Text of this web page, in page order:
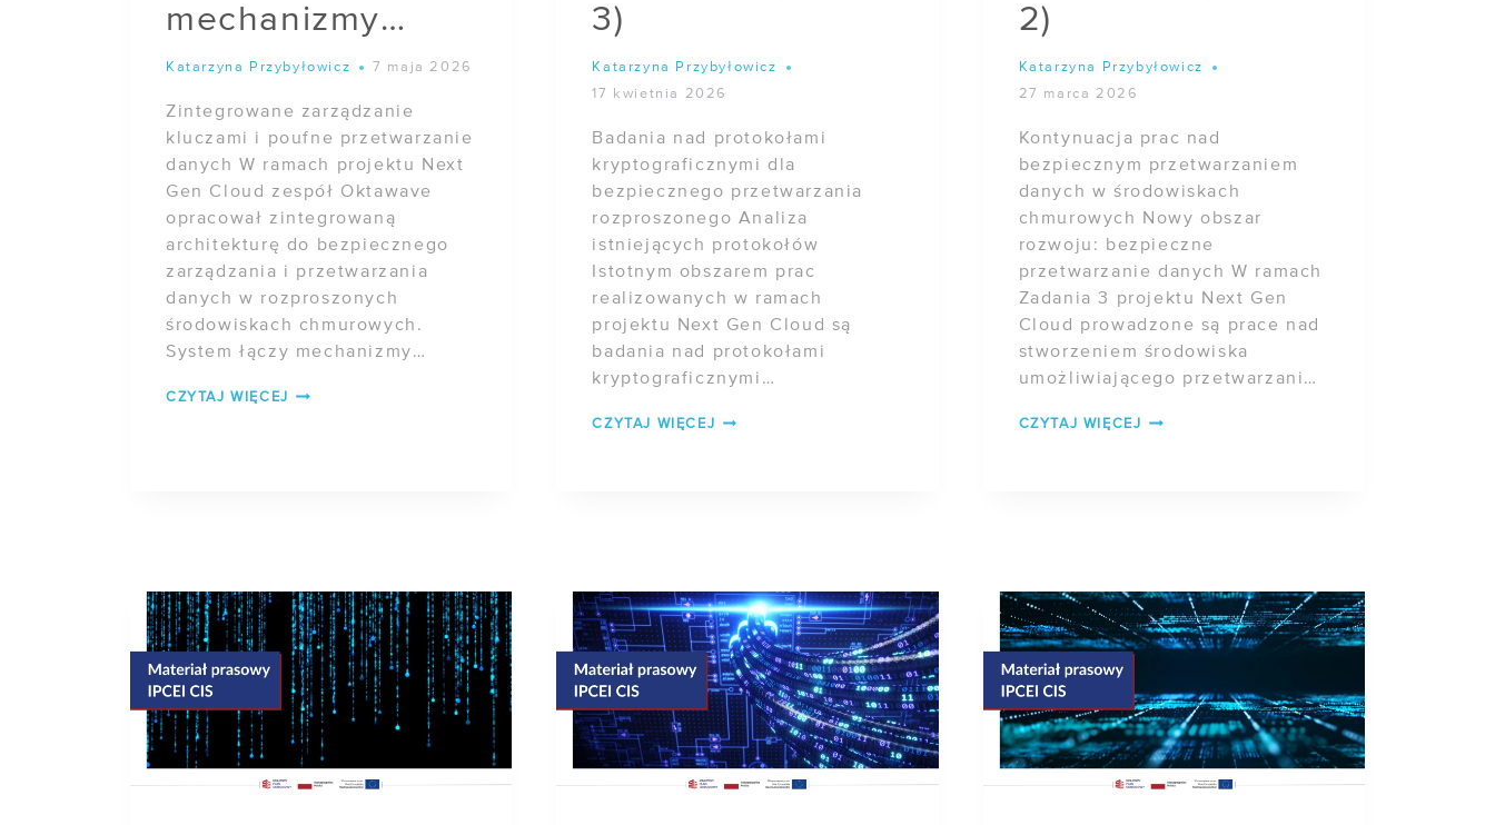
mechanizmy
izolacji i ochrony
danych w
projekcie Next
Gen Cloud
Katarzyna Przybyłowicz 7 maja 2026
Zintegrowane zarządzanie
kluczami i poufne przetwarzanie
danych W ramach projektu Next
Gen Cloud zespół Oktawave
opracował zintegrowaną
architekturę do bezpiecznego
zarządzania i przetwarzania
danych w rozproszonych
środowiskach chmurowych.
System łączy mechanizmy
kryptograficznych z
CZYTAJ WIĘCEJ ARCHITEKTURA
OCHRONY
DANYCH
W
PROJEKCIE
NEXT
GEN
CLOUD
3)
Katarzyna Przybyłowicz
17 kwietnia 2026
Badania nad protokołami
kryptograficznymi dla
bezpiecznego przetwarzania
rozproszonego Analiza
istniejących protokołów
Istotnym obszarem prac
realizowanych w ramach
projektu Next Gen Cloud są
badania nad protokołami
kryptograficznymi
przetwarzanie danych w
CZYTAJ WIĘCEJ POSTĘP
–
ZADANIE
3
(CZĘŚĆ
3)
2)
Katarzyna Przybyłowicz
27 marca 2026
Kontynuacja prac nad
bezpiecznym przetwarzaniem
danych w środowiskach
chmurowych Nowy obszar
rozwoju: bezpieczne
przetwarzanie danych W ramach
Zadania 3 projektu Next Gen
Cloud prowadzone są prace nad
stworzeniem środowiska
umożliwiającego przetwarzanie
minimalizuje zaufanie do
CZYTAJ WIĘCEJ POSTĘP
–
ZADANIE
(CZĘŚĆ
2)